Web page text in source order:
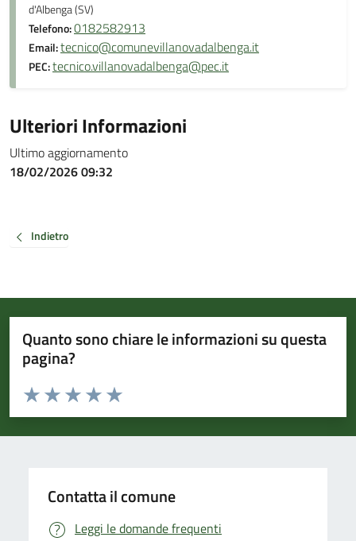
d'Albenga (SV)
Telefono:0182582913
Email:tecnico@comunevillanovadalbenga.it
PEC:tecnico.villanovadalbenga@pec.it
Ulteriori Informazioni
Ultimo aggiornamento
18/02/2026 09:32
Indietro
Quanto sono chiare le informazioni su questa
pagina?
Valuta da 1 a 5 stelle la pagina
Valuta 5 stelle su 5
Valuta 4 stelle su 5
Valuta 3 stelle su 5
Valuta 2 stelle su 5
Valuta 1 stelle su 5
Contatta il comune
Leggi le domande frequenti